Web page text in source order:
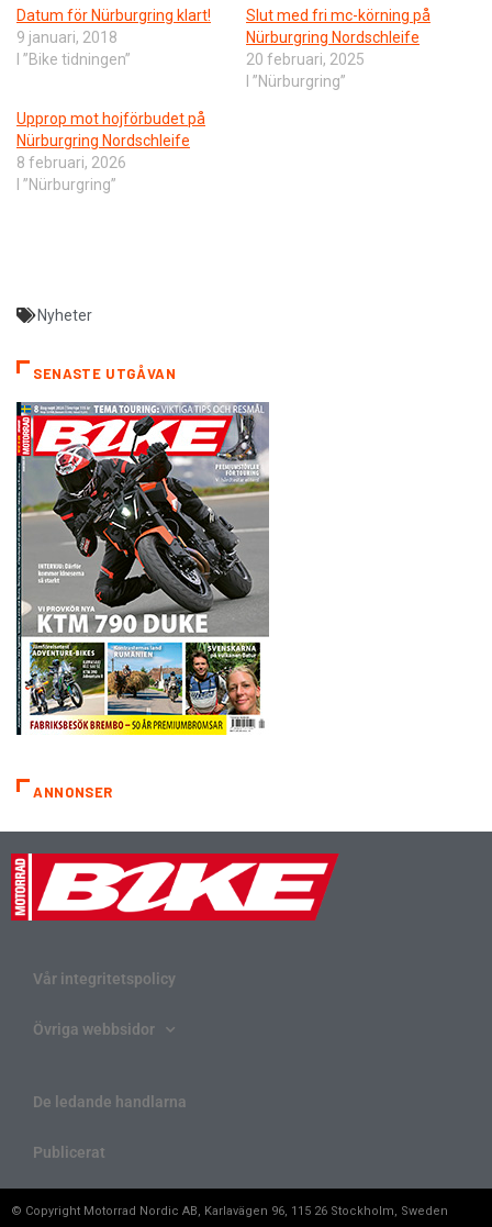
Datum för Nürburgring klart!
9 januari, 2018
I ”Bike tidningen”
Slut med fri mc-körning på
Nürburgring Nordschleife
20 februari, 2025
I ”Nürburgring”
Upprop mot hojförbudet på
Nürburgring Nordschleife
8 februari, 2026
I ”Nürburgring”
Nyheter
SENASTE UTGÅVAN
ANNONSER
Vår integritetspolicy
Övriga webbsidor
De ledande handlarna
Publicerat
© Copyright Motorrad Nordic AB, Karlavägen 96, 115 26 Stockholm, Sweden